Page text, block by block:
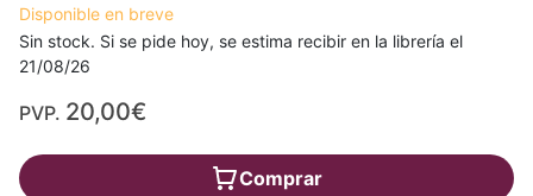
Disponible en breve
Sin stock. Si se pide hoy, se estima recibir en la librería el
21/08/26
PVP. 20,00€
Comprar